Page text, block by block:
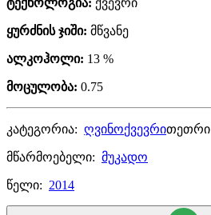
ყურძნის ჯიში: მწვანე
ალკოჰოლი: 13 %
მოცულობა: 0.75
კატეგორია: ღვინოქვევრითეთრი
მწარმოებელი: მუკადო
წელი: 2014